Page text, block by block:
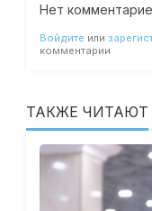
Нет
Войдите или
комментарии
ТАКЖЕ ЧИТАЮТ